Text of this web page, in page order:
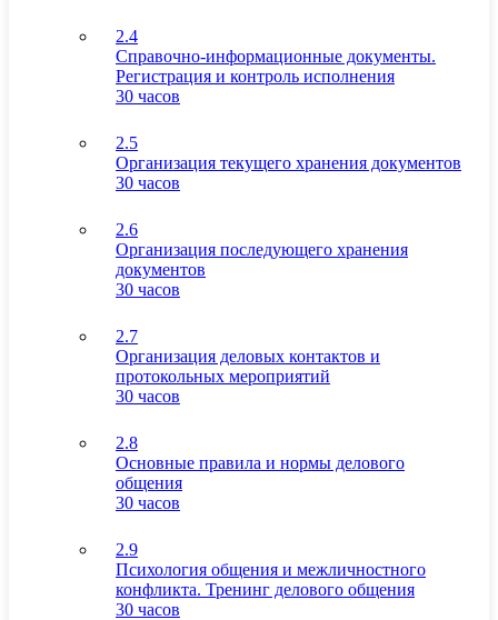
2.4
Справочно-информационные документы.
Регистрация и контроль исполнения
30 часов
2.5
Организация текущего хранения документов
30 часов
2.6
Организация последующего хранения
документов
30 часов
2.7
Организация деловых контактов и
протокольных мероприятий
30 часов
2.8
Основные правила и нормы делового
общения
30 часов
2.9
Психология общения и межличностного
конфликта. Тренинг делового общения
30 часов